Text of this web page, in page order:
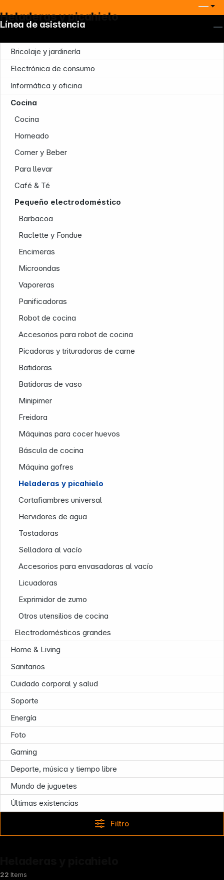
Heladeras y picahielo
Bricolaje y jardinería
Electrónica de consumo
Informática y oficina
Cocina
Cocina
Horneado
Comer y Beber
Para llevar
Café & Té
Pequeño electrodoméstico
Barbacoa
Raclette y Fondue
Encimeras
Microondas
Vaporeras
Panificadoras
Robot de cocina
Accesorios para robot de cocina
Picadoras y trituradoras de carne
Batidoras
Batidoras de vaso
Minipimer
Freidora
Máquinas para cocer huevos
Báscula de cocina
Máquina gofres
Heladeras y picahielo
Cortafiambres universal
Hervidores de agua
Tostadoras
Selladora al vacío
Accesorios para envasadoras al vacío
Licuadoras
Exprimidor de zumo
Otros utensilios de cocina
Electrodomésticos grandes
Home & Living
Sanitarios
Cuidado corporal y salud
Soporte
Energía
Foto
Gaming
Deporte, música y tiempo libre
Mundo de juguetes
Últimas existencias
Filtro
22 Items
Línea de asistencia
Nuestra empresa
Infoterminal